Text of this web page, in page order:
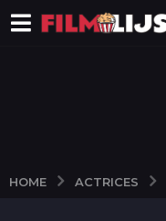
HOME ACTRICES